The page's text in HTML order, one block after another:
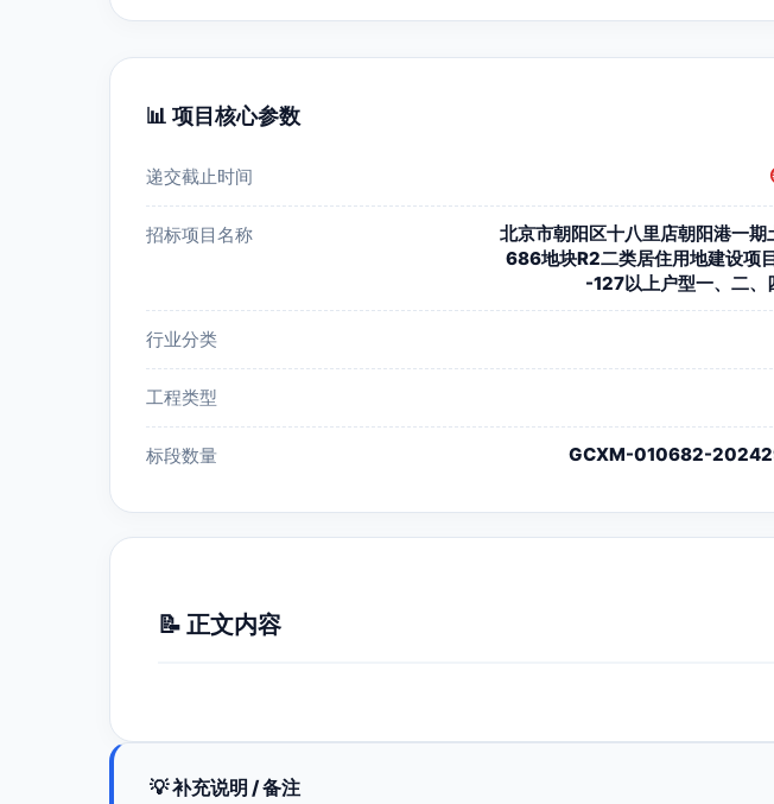
📊 项目核心参数
递交截止时间
招标项目名称
北京市朝阳区十八里店朝阳港一
686地块R2二类居住用地建设项
-127以上户型一、二、
行业分类
工程类型
标段数量 GCXM-010682-
📝 正文内容
💡 补充说明 / 备注